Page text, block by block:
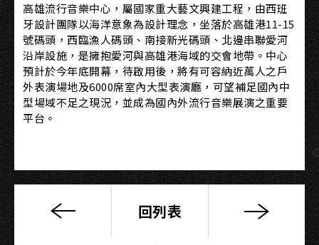
高雄流行音樂中心，屬國家重大藝文興建工程，由西班
牙設計團隊以海洋意象為設計理念，坐落於高雄港11-15
號碼頭，西臨漁人碼頭、南接新光碼頭、北邊串聯愛河
沿岸設施，是擁抱愛河與高雄港海域的交會地帶。中心
預計於今年底開幕，待啟用後，將有可容納近萬人之戶
外表演場地及6000席室內大型表演廳，可望補足國內中
型場域不足之現況，並成為國內外流行音樂展演之重要
平台。
【新
回列表